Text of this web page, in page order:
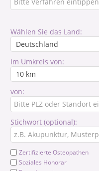
Wählen Sie das Land:
Im Umkreis von:
von:
Stichwort (optional):
Zertifizierte Osteopathen
Soziales Honorar